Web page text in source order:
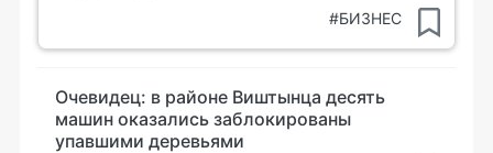
#БИЗНЕС
Очевидец: в районе Виштынца десять
машин оказались заблокированы
упавшими деревьями